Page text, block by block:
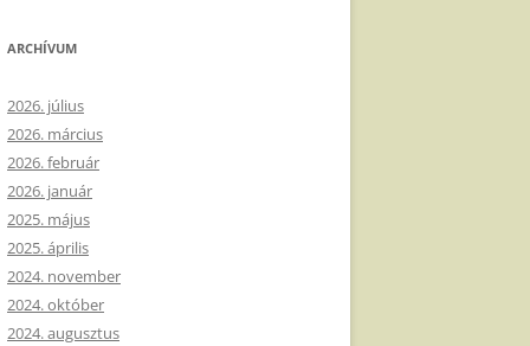
ARCHÍVUM
2026. július
2026. március
2026. február
2026. január
2025. május
2025. április
2024. november
2024. október
2024. augusztus